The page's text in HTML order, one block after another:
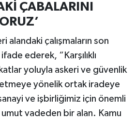
ÇABALARINI
alandaki çalışmaların son
ederek, “Karşılıklı
yoluyla askeri ve güvenlik
yönelik ortak iradeye
ve işbirliğimiz için önemli
umut vadeden bir alan. Kamu